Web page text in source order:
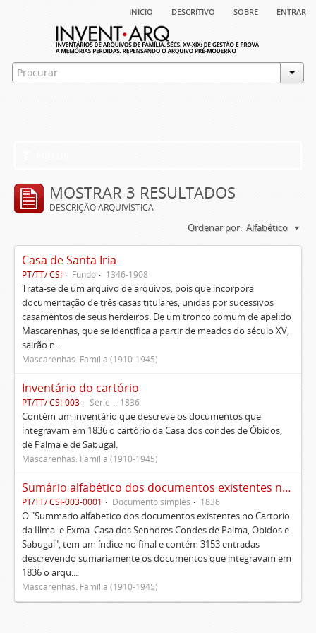
início descritivo sobre entrar
MOSTRAR 3 RESULTADOS
DESCRIÇÃO ARQUIVÍSTICA
Ordenar por: Alfabético
Casa de Santa Iria
PT/TT/ CSI Fundo 1346-1908
Trata-se de um arquivo de arquivos, pois que incorpora
documentação de três casas titulares, unidas por sucessivos
casamentos de seus herdeiros. De um tronco comum de apelido
Mascarenhas, que se identifica a partir de meados do século XV,
sairão n...
Mascarenhas. Família (1910-1945)
Inventário do cartório
PT/TT/ CSI-003 Série 1836
Contém um inventário que descreve os documentos que
integravam em 1836 o cartório da Casa dos condes de Óbidos,
de Palma e de Sabugal.
Mascarenhas. Família (1910-1945)
Sumário alfabético dos documentos existentes no Cartório da Ilustríssima e Excelentíssima Casa dos senhores condes de Palma, Óbidos e Sabugal
PT/TT/ CSI-003-0001 Documento simples 1836
O "Summario alfabetico dos documentos existentes no Cartorio
da Illma. e Exma. Casa dos Senhores Condes de Palma, Obidos e
Sabugal", tem um índice no final e contém 3153 entradas
descrevendo sumariamente os documentos que integravam em
1836 o arqu...
Mascarenhas. Família (1910-1945)